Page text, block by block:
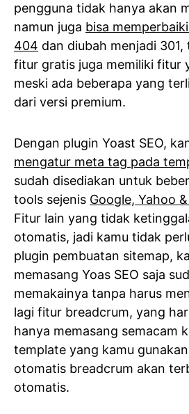
pengguna tidak hanya akan
namun juga bisa
404 dan diubah menjadi
fitur gratis juga memiliki fitur
meski ada beberapa yang
dari versi premium.
Dengan plugin Yoast SEO,
mengatur meta tag pada
sudah disediakan untuk
tools sejenis Google, Yahoo
Fitur lain yang tidak
otomatis, jadi kamu tidak
plugin pembuatan sitemap,
memasang Yoas SEO saja
memakainya tanpa harus
lagi fitur breadcrum, yang
hanya memasang semacam
template yang kamu
otomatis breadcrum akan
otomatis.